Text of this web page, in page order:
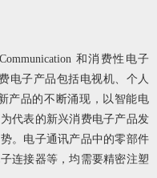
和消费性电子
电子产品包括电视机、个人
产品的不断涌现，以智能电
代表的新兴消费电子产品发
。电子通讯产品中的零部件
连接器等，均需要精密注塑